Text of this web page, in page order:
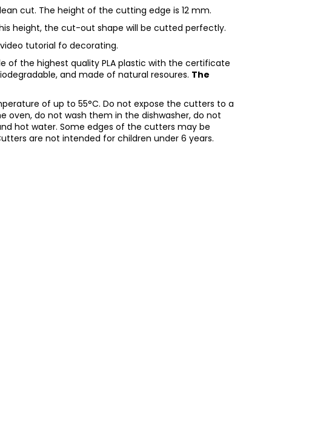
cut. The height of the cutting edge is 12 mm.
height, the cut-out shape will be cutted perfectly.
tutorial fo decorating.
of the highest quality PLA plastic with the certificate
and made of natural resoures. The
of up to 55°C. Do not expose the cutters to a
do not wash them in the dishwasher, do not
hot water. Some edges of the cutters may be
are not intended for children under 6 years.